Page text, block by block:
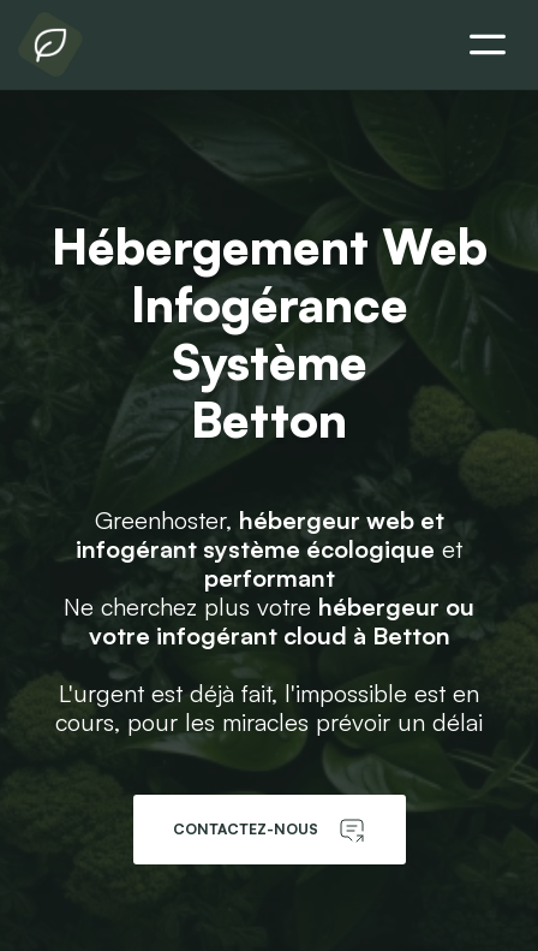
Hébergement Web
Infogérance
Système
Betton
Greenhoster, hébergeur web et
infogérant système écologique et
performant
Ne cherchez plus votre hébergeur ou
votre infogérant cloud à Betton
L'urgent est déjà fait, l'impossible est en
cours, pour les miracles prévoir un délai
CONTACTEZ-NOUS